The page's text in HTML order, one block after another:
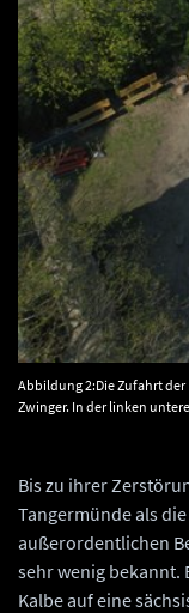
Abbildung 2:Die Zufahrt
Zwinger. In der linken
Bis zu ihrer
Tangermünde als
außerordentlichen
sehr wenig bekannt.
Kalbe auf eine